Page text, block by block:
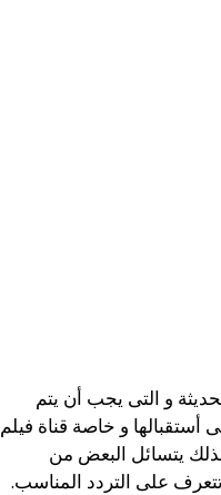
و التى يجب أن يتم
أستقبالها و خاصة قناة فيلم
يتسائل البعض من
على التردد المناسب.